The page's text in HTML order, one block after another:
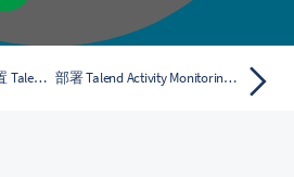
在 Talend Runtime 中配置 Talend Artifact Repository 部署 Talend Activity Monitoring Console Web 应用程序